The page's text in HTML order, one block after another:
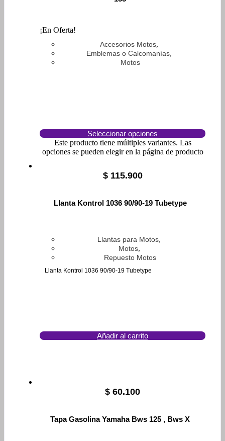
¡En Oferta!
Accesorios Motos,
Emblemas o Calcomanías,
Motos
Seleccionar opciones
Este producto tiene múltiples variantes. Las
opciones se pueden elegir en la página de producto
$115.900
Llanta Kontrol 1036 90/90-19 Tubetype
Llantas para Motos,
Motos,
Repuesto Motos
Llanta Kontrol 1036 90/90-19 Tubetype
Añadir al carrito
$ 60.100
Tapa Gasolina Yamaha Bws 125 , Bws X